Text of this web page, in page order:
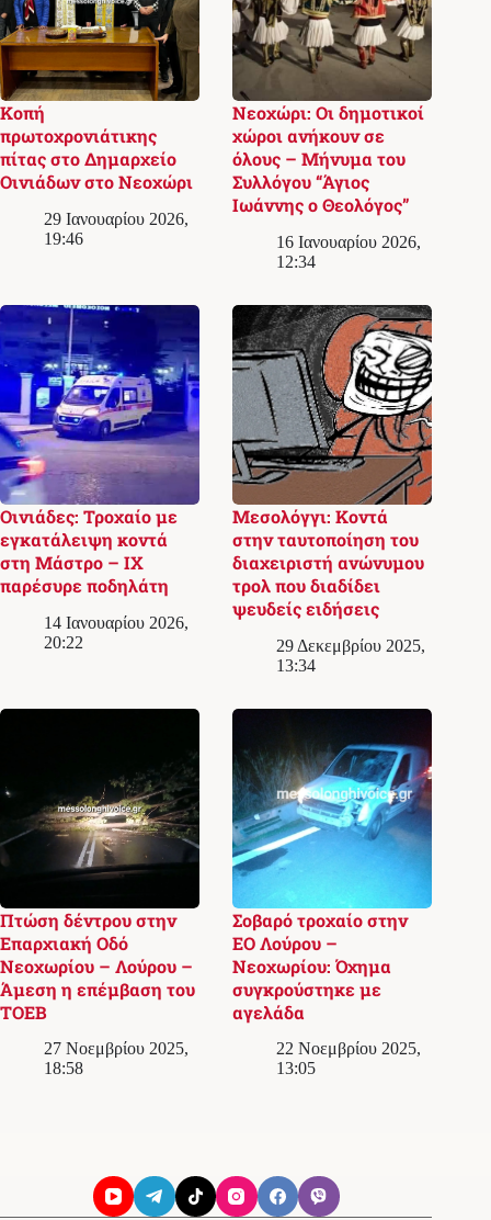
Κοπή
πρωτοχρονιάτικης
πίτας στο Δημαρχείο
Οινιάδων στο Νεοχώρι
29 Ιανουαρίου 2026,
19:46
Νεοχώρι: Οι δημοτικοί
χώροι ανήκουν σε
όλους – Μήνυμα του
Συλλόγου “Άγιος
Ιωάννης ο Θεολόγος”
16 Ιανουαρίου 2026,
12:34
Οινιάδες: Τροχαίο με
εγκατάλειψη κοντά
στη Μάστρο – ΙΧ
παρέσυρε ποδηλάτη
14 Ιανουαρίου 2026,
20:22
Μεσολόγγι: Κοντά
στην ταυτοποίηση του
διαχειριστή ανώνυμου
τρολ που διαδίδει
ψευδείς ειδήσεις
29 Δεκεμβρίου 2025,
13:34
Πτώση δέντρου στην
Επαρχιακή Οδό
Νεοχωρίου – Λούρου –
Άμεση η επέμβαση του
ΤΟΕΒ
27 Νοεμβρίου 2025,
18:58
Σοβαρό τροχαίο στην
ΕΟ Λούρου –
Νεοχωρίου: Όχημα
συγκρούστηκε με
αγελάδα
22 Νοεμβρίου 2025,
13:05